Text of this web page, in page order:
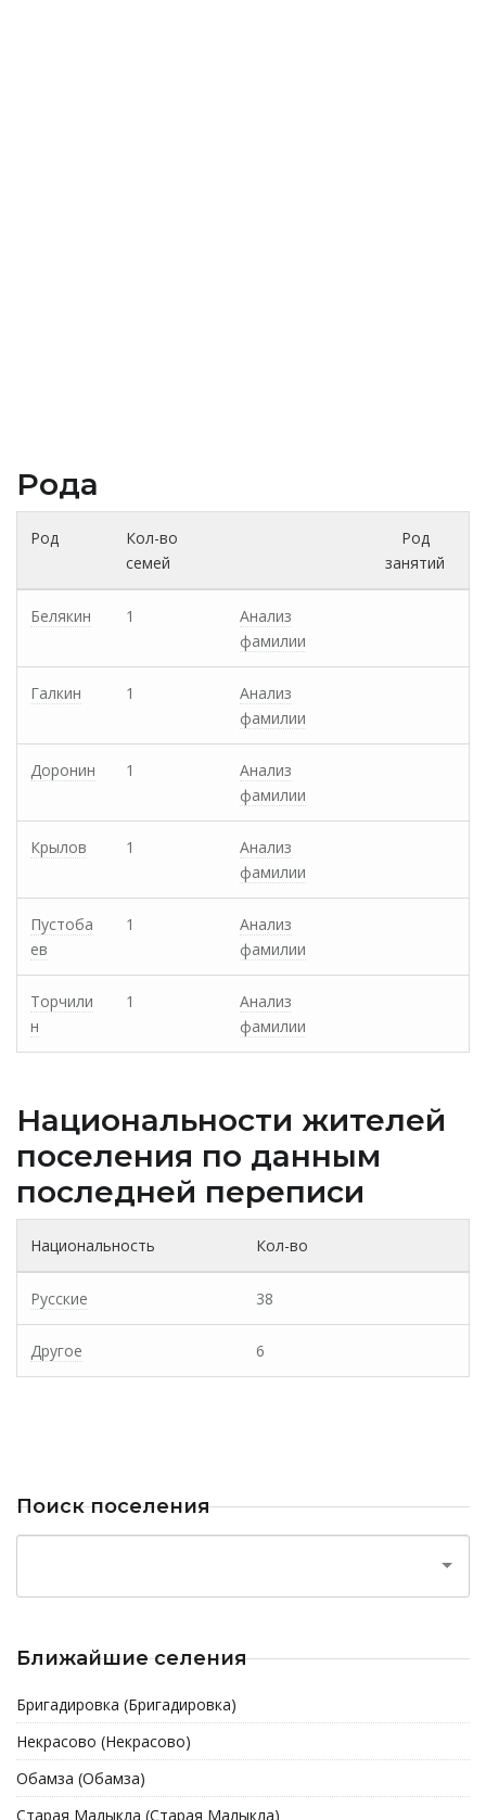
Рода
Род
Кол-во
семей
Род
занятий
Белякин 1
Анализ
фамилии
Галкин 1
Анализ
фамилии
Доронин 1
Анализ
фамилии
Крылов 1
Анализ
фамилии
Пустоба
ев
1
Анализ
фамилии
Торчили
н
1
Анализ
фамилии
Национальности жителей
поселения по данным
последней переписи
Национальность Кол-во
Русские 38
Другое 6
Поиск поселения
Ближайшие селения
Бригадировка (Бригадировка)
Некрасово (Некрасово)
Обамза (Обамза)
Старая Малыкла (Старая Малыкла)